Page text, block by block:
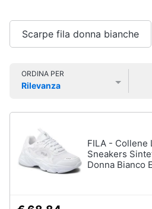
home
Videogiochi
e
musica
Clima
Uomo
Felpa
Cravatta
Piumino
Vedi
tutti
Scarpe fila donna bianche
ORDINA PER
Rilevanza
FILA - Collene
Sneakers
Donna Bianco